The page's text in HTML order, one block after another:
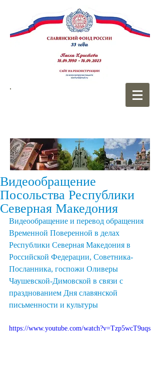
Видеообращение
Посольства Республики
Северная Македония
Видеообращение и перевод обращения
Временной Поверенной в делах
Республики Северная Македония в
Российской Федерации, Советника-
Посланника, госпожи Оливеры
Чаушевской-Димовской в связи с
празднованием Дня славянской
письменности и культуры
https://www.youtube.com/watch?v=Tzp5wcT9uqs